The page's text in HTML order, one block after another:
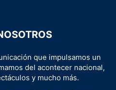
que impulsamos un
del acontecer nacional,
y mucho más.